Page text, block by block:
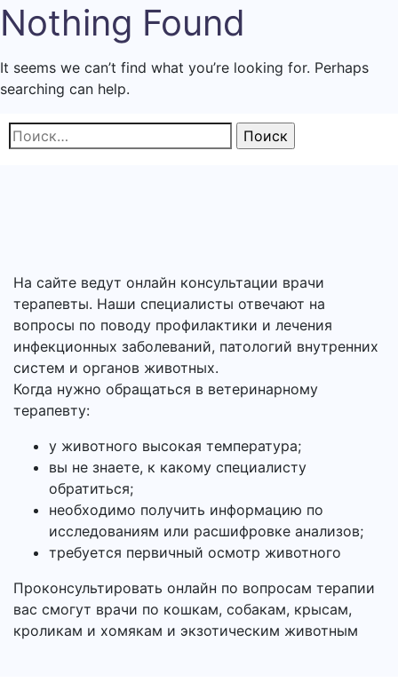
Nothing Found
It seems we can’t find what you’re looking for. Perhaps
searching can help.
Найти:
На сайте ведут онлайн консультации врачи
терапевты. Наши специалисты отвечают на
вопросы по поводу профилактики и лечения
инфекционных заболеваний, патологий внутренних
систем и органов животных.
Когда нужно обращаться в ветеринарному
терапевту:
у животного высокая температура;
вы не знаете, к какому специалисту
обратиться;
необходимо получить информацию по
исследованиям или расшифровке анализов;
требуется первичный осмотр животного
Проконсультировать онлайн по вопросам терапии
вас смогут врачи по кошкам, собакам, крысам,
кроликам и хомякам и экзотическим животным